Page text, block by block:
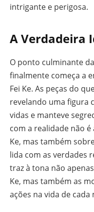
intrigante e perigosa.
A Verdadeira
O ponto culminante
finalmente começa a
Fei Ke. As peças do
revelando uma figura
vidas e manteve
com a realidade não
Ke, mas também
lida com as verdades
traz à tona não
Ke, mas também as
ações na vida de